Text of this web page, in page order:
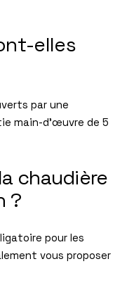
elles
par une
main-d’œuvre de 5
chaudière
?
pour les
vous proposer